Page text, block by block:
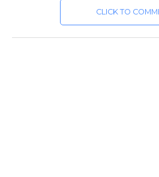
CLICK TO